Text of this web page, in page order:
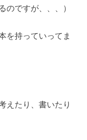
のですが、、、）
を持っていってま
えたり、書いたり